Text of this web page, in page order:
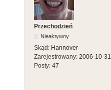
Przechodzień
Nieaktywny
Skąd: Hannover
Zarejestrowany: 2006-10-31
Posty: 47